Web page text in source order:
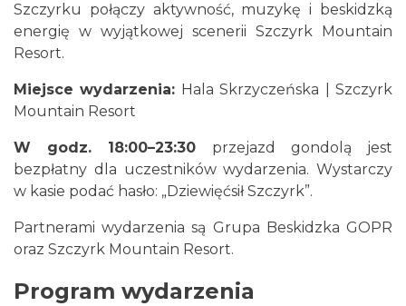
Dotknij Tradycji - lato w Gminie Brenna
Brenna
6.08 km
Szczyrku połączy aktywność, muzykę i beskidzką
energię w wyjątkowej scenerii Szczyrk Mountain
Resort.
Miejsce wydarzenia: Hala Skrzyczeńska | Szczyrk
Mountain Resort
W godz. 18:00–23:30 przejazd gondolą jest
bezpłatny dla uczestników wydarzenia. Wystarczy
w kasie podać hasło: „Dziewięćsił Szczyrk”.
Partnerami wydarzenia są Grupa Beskidzka GOPR
oraz Szczyrk Mountain Resort.
Program wydarzenia